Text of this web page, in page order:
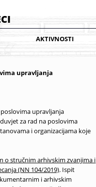
AKTIVNOSTI
upravljanja
upravljanja
za rad na poslovima
i organizacijama koje
o stručnim arhivskim zvanjima i
(NN 104/2019). Ispit
i arhivskim